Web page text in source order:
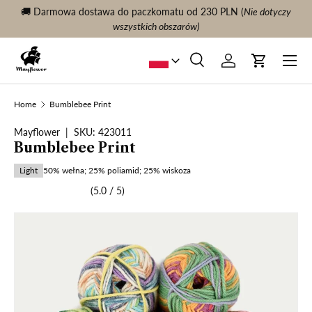
KONTYNUUJ TREŚĆ
🚚 Darmowa dostawa do paczkomatu od 230 PLN (Nie dotyczy
wszystkich obszarów)
Szukaj
SzukajZaloguj sie
Wóz
Menu
Home Bumblebee Print
Mayflower | SKU: 423011
Bumblebee Print
Light 50% wełna; 25% poliamid; 25% wiskoza
5.0/ 5